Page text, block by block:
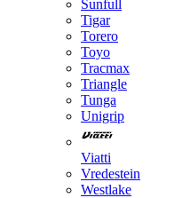
Sunfull
Tigar
Torero
Toyo
Tracmax
Triangle
Tunga
Unigrip
Viatti
Vredestein
Westlake